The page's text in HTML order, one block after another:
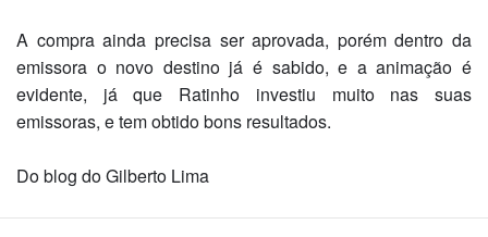
A compra ainda precisa ser aprovada, porém dentro da
emissora o novo destino já é sabido, e a animação é
evidente, já que Ratinho investiu muito nas suas
emissoras, e tem obtido bons resultados.
Do blog do Gilberto Lima